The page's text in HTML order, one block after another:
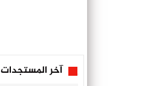
آخر المستجدات